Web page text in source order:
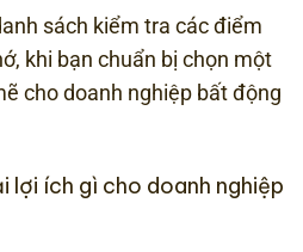
sách kiểm tra các điểm
khi bạn chuẩn bị chọn một
cho doanh nghiệp bất động
lợi ích gì cho doanh nghiệp